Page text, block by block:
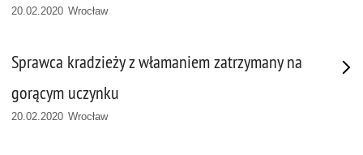
20.02.2020 Wrocław
Sprawca kradzieży z włamaniem zatrzymany na
gorącym uczynku
20.02.2020 Wrocław